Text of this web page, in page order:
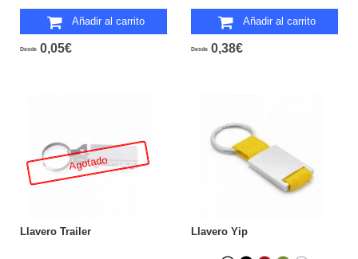
Añadir al carrito
Desde 0,05€
Añadir al carrito
Desde 0,38€
Agotado
Llavero Trailer Llavero Yip